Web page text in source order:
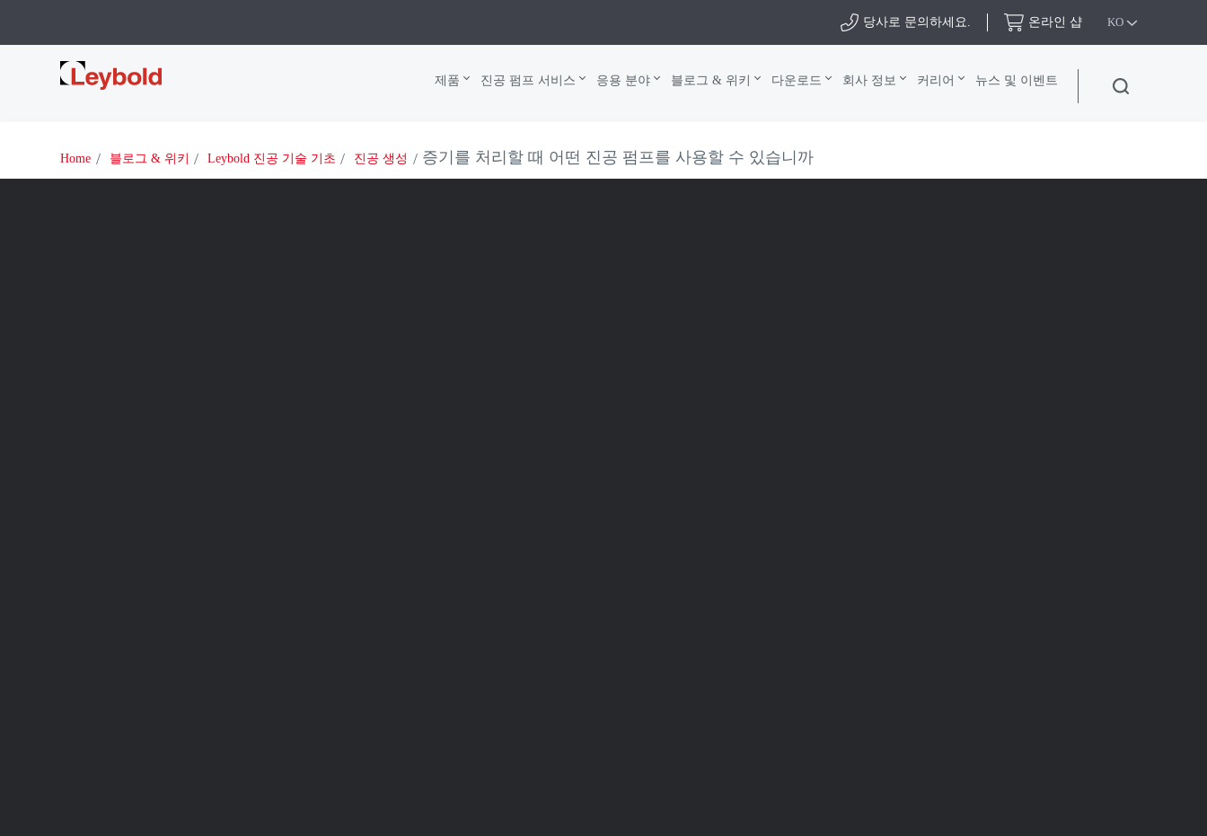
당사로 문의하세요. 온라인 샵 KO
Leybold
제품 진공 펌프 서비스 응용 분야 블로그 & 위키 다운로드 회사 정보 커리어 뉴스 및 이벤트
Home 블로그 & 위키 Leybold 진공 기술 기초 진공 생성 증기를 처리할 때 어떤 진공 펌프를 사용할 수 있습니까